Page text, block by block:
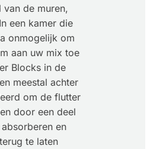
de muren,
een kamer die
onmogelijk om
aan uw mix toe
Blocks in de
meestal achter
om de flutter
door een deel
en
te laten